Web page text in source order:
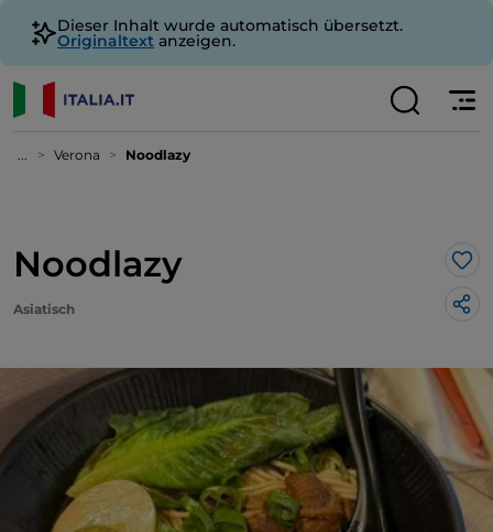
Dieser Inhalt wurde automatisch übersetzt.
Originaltext anzeigen.
... Verona Noodlazy
Noodlazy
Asiatisch